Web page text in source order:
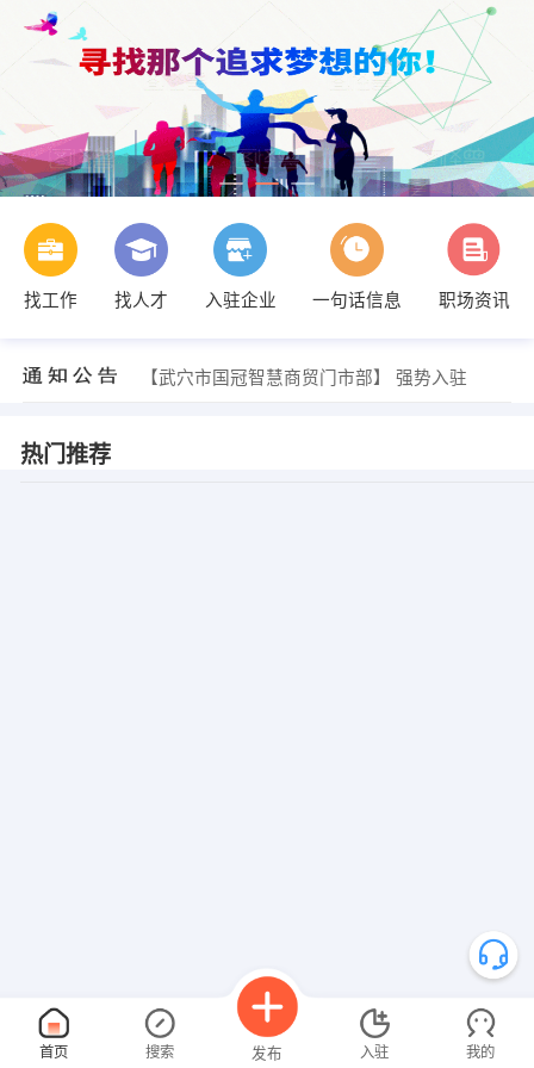
找工作 找人才 入驻企业 一句话信息
职场资讯
【武穴市国冠智慧商贸门市部】 强势入驻
热门推荐
首页 搜索 发布 入驻 我的